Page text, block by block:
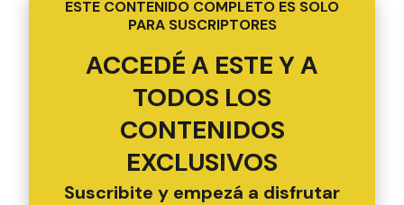
ESTE CONTENIDO COMPLETO ES SOLO
PARA SUSCRIPTORES
ACCEDÉ A ESTE Y A
TODOS LOS
CONTENIDOS
EXCLUSIVOS
Suscribite y empezá a disfrutar